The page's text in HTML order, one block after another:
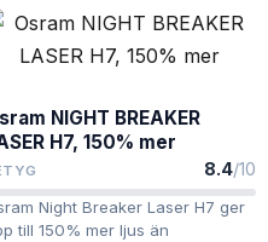
NIGHT BREAKER
H7, 150% mer
8.4/10
Night Breaker Laser H7 ger
till 150% mer ljus än